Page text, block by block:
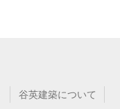
谷英建築について